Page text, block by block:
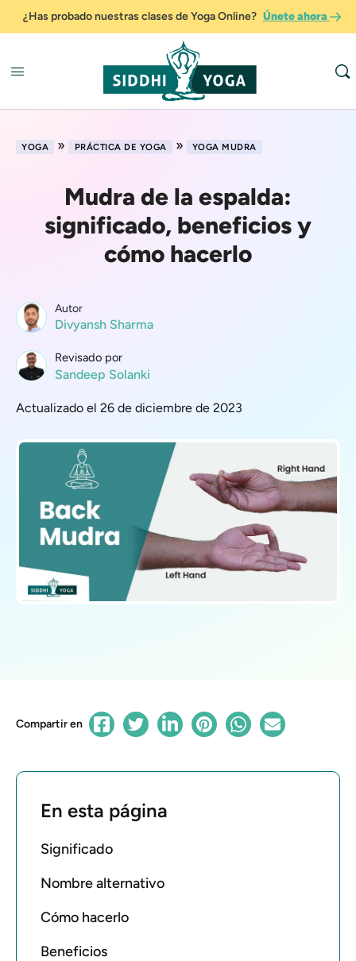
¿Has probado nuestras clases de Yoga Online? Únete ahora
YOGA » PRÁCTICA DE YOGA » YOGA MUDRA
Mudra de la espalda:
significado, beneficios y
cómo hacerlo
Autor
Divyansh Sharma
Revisado por
Sandeep Solanki
Actualizado el 26 de diciembre de 2023
Compartir en
En esta página
Significado
Nombre alternativo
Cómo hacerlo
Beneficios